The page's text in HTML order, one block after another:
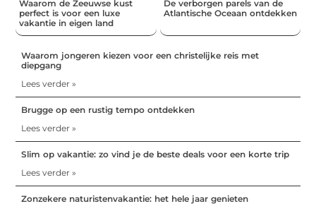
Waarom de Zeeuwse kust
perfect is voor een luxe
vakantie in eigen land
De verborgen parels van de
Atlantische Oceaan ontdekken
Waarom jongeren kiezen voor een christelijke reis met
diepgang
Lees verder »
Brugge op een rustig tempo ontdekken
Lees verder »
Slim op vakantie: zo vind je de beste deals voor een korte trip
Lees verder »
Zonzekere naturistenvakantie: het hele jaar genieten